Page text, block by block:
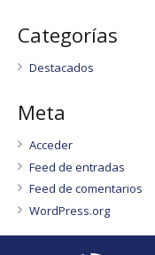
Categorías
Destacados
Meta
Acceder
Feed de entradas
Feed de comentarios
WordPress.org